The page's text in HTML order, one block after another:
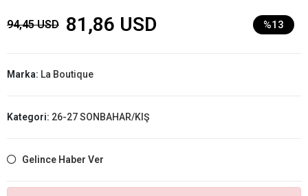
94,45 USD 81,86 USD %13
Marka: La Boutique
Kategori: 26-27 SONBAHAR/KIŞ
Gelince Haber Ver